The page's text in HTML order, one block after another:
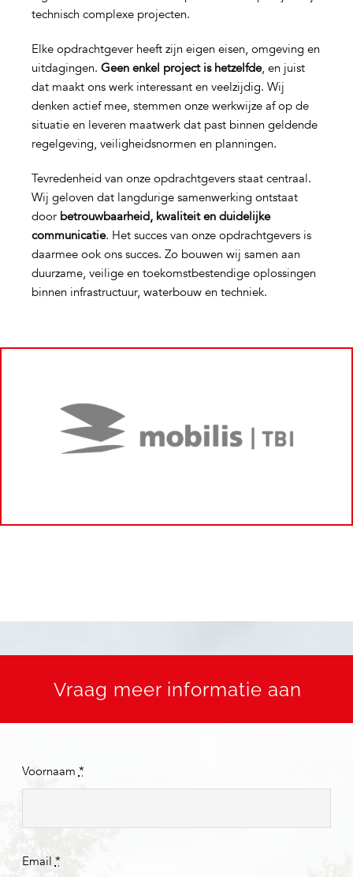
technisch complexe projecten.
Elke opdrachtgever heeft zijn eigen eisen, omgeving en
uitdagingen. Geen enkel project is hetzelfde, en juist
dat maakt ons werk interessant en veelzijdig. Wij
denken actief mee, stemmen onze werkwijze af op de
situatie en leveren maatwerk dat past binnen geldende
regelgeving, veiligheidsnormen en planningen.
Tevredenheid van onze opdrachtgevers staat centraal.
Wij geloven dat langdurige samenwerking ontstaat
door betrouwbaarheid, kwaliteit en duidelijke
communicatie. Het succes van onze opdrachtgevers is
daarmee ook ons succes. Zo bouwen wij samen aan
duurzame, veilige en toekomstbestendige oplossingen
binnen infrastructuur, waterbouw en techniek.
Vraag meer informatie aan
Voornaam *
Email *